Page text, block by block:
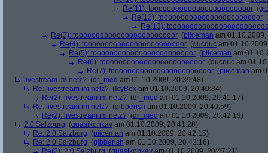
Re(11): toooooooooooooooooooooooor (
Re(12): toooooooooooooooooooooooor (
Re(13):
Re(3): toooooooooooooooooooooooor (piiceman am
Re(4): toooooooooooooooooooooooor (ducduc am
Re(5): toooooooooooooooooooooooor (piiceman am
Re(6): toooooooooooooooooooooooor (ducduc am
Re(7): toooooooooooooooooooooooor (piiceman am
livestream im netz? (dr_med am 01.10.2009, 20:39:48)
Re: livestream im netz? ( IcyBox am 01.10.2009, 20:40:34)
Re(2): livestream im netz? (dr_med am 01.10.2009, 20:41:17)
Re: livestream im netz? (gibberish am 01.10.2009, 20:40:59)
Re(2): livestream im netz? (dr_med am 01.10.2009, 20:42:19)
2:0 Salzburg (quasikonkav am 01.10.2009, 20:41:28)
Re: 2:0 Salzburg (piiceman am 01.10.2009, 20:42:15)
Re: 2:0 Salzburg (gibberish am 01.10.2009, 20:42:16)
Re(2): 2:0 Salzburg (quasikonkav am 01.10.2009, 20:47:21)